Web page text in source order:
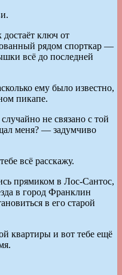
ключ от
рядом спорткар —
всё до последней
ему было известно,
пикапе.
не связано с той
меня? — задумчиво
всё расскажу.
прямиком в Лос-Сантос,
в город Франклин
в его старой
квартиры и вот тебе ещё